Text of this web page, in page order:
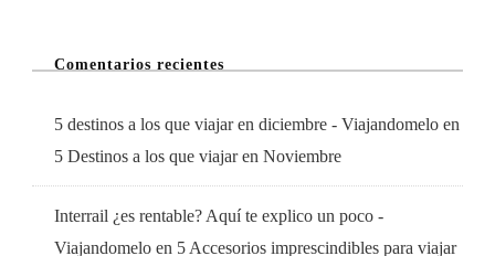
Comentarios recientes
5 destinos a los que viajar en diciembre - Viajandomelo en
5 Destinos a los que viajar en Noviembre
Interrail ¿es rentable? Aquí te explico un poco -
Viajandomelo en 5 Accesorios imprescindibles para viajar